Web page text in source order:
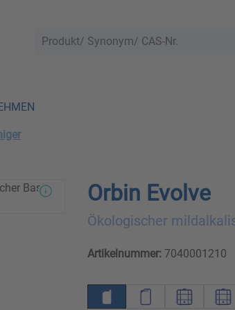
Orbin Evolve
Ökologischer
Artikelnummer:7040001210